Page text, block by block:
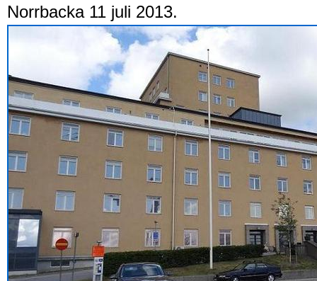
Norrbacka 11 juli 2013.